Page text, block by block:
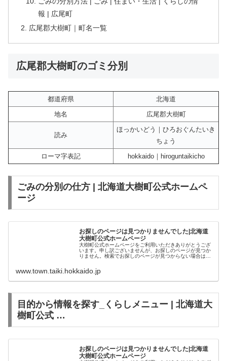
報 | 広尾町
広尾郡大樹町｜町名一覧
広尾郡大樹町のゴミ分別
都道府県
北海道
地名
広尾郡大樹町
読み
ほっかいどう｜ひろおぐんたいき
ちょう
ローマ字表記
hokkaido｜hiroguntaikicho
ごみの分別の仕方 | 北海道大樹町公式ホームペ
ージ
お探しのページは見つかりませんでした|北海道
大樹町公式ホームページ
大樹町公式ホームページをご利用いただきありがとうござ
います。申し訳ございませんが、お探しのページが見つか
りません。検索でお探しのページが見つからない場合は、
www.town.taiki.hokkaido.jp
目的から情報を探す_くらしメニュー | 北海道大
樹町公式 …
お探しのページは見つかりませんでした|北海道
大樹町公式ホームページ